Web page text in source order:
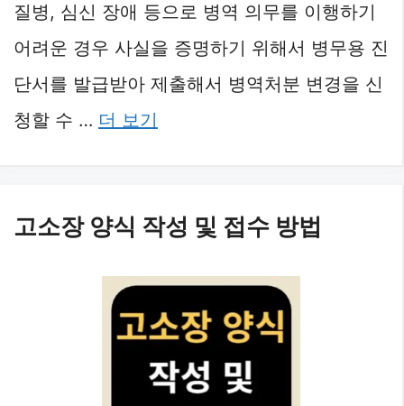
질병, 심신 장애 등으로 병역 의무를 이행하기
어려운 경우 사실을 증명하기 위해서 병무용 진
단서를 발급받아 제출해서 병역처분 변경을 신
청할 수 … 더 보기
고소장 양식 작성 및 접수 방법